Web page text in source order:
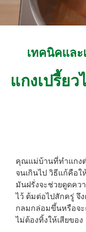
เมนูอาหารตามประ
เมนูอาหารประจำภาค
เทคนิคและ
แกงเปรี้ยว
คุณแม่บ้านที่ทำแกงต่
จนเกินไป วิธีแก้คือใ
มันฝรั่งจะช่วยดูดคว
ไว้ ต้มต่อไปสักครู่ จึ
กลมกล่อมขึ้นหรือจะ
ไม่ต้องทิ้งให้เสียของ